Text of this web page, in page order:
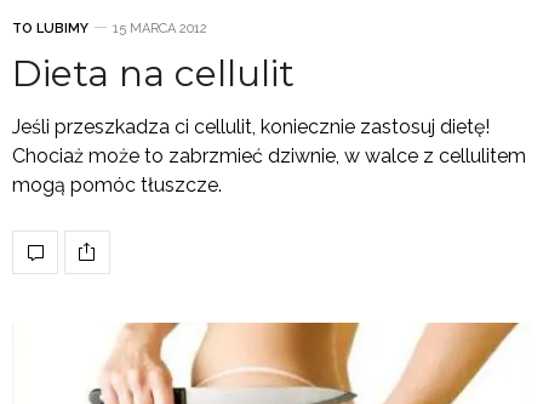
TO LUBIMY 15 MARCA 2012
Dieta na cellulit
Jeśli przeszkadza ci cellulit, koniecznie zastosuj dietę!
Chociaż może to zabrzmieć dziwnie, w walce z cellulitem
mogą pomóc tłuszcze.